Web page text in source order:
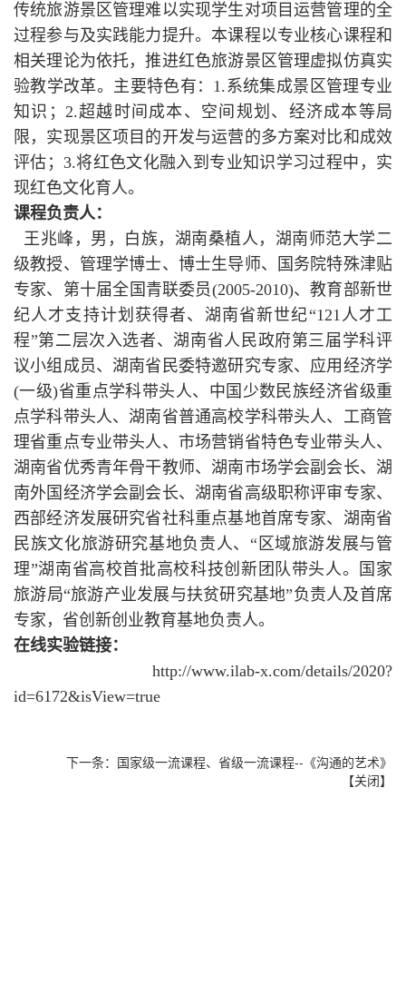
传统旅游景区管理难以实现学生对项目运营管理的全
过程参与及实践能力提升。本课程以专业核心课程和
相关理论为依托，推进红色旅游景区管理虚拟仿真实
验教学改革。主要特色有： 1.系统集成景区管理专业
知识；2.超越时间成本、空间规划、经济成本等局
限，实现景区项目的开发与运营的多方案对比和成效
评估；3.将红色文化融入到专业知识学习过程中，实
现红色文化育人。
课程负责人：
王兆峰，男，白族，湖南桑植人，湖南师范大学二
级教授、管理学博士、博士生导师、国务院特殊津贴
专家、第十届全国青联委员(2005-2010)、教育部新世
纪人才支持计划获得者、湖南省新世纪“121人才工
程”第二层次入选者、湖南省人民政府第三届学科评
议小组成员、湖南省民委特邀研究专家、应用经济学
(一级)省重点学科带头人、中国少数民族经济省级重
点学科带头人、湖南省普通高校学科带头人、工商管
理省重点专业带头人、市场营销省特色专业带头人、
湖南省优秀青年骨干教师、湖南市场学会副会长、湖
南外国经济学会副会长、湖南省高级职称评审专家、
西部经济发展研究省社科重点基地首席专家、湖南省
民族文化旅游研究基地负责人、“区域旅游发展与管
理”湖南省高校首批高校科技创新团队带头人。国家
旅游局“旅游产业发展与扶贫研究基地”负责人及首席
专家，省创新创业教育基地负责人。
在线实验链接：
http://www.ilab-x.com/details/2020?
id=6172&isView=true
下一条： 国家级一流课程、省级一流课程--《沟通的艺术》
【关闭】